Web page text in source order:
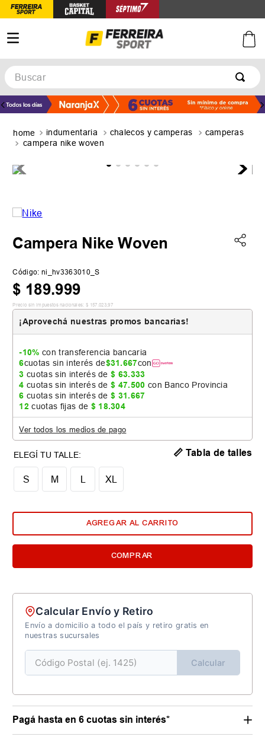
Buscar
indumentaria chalecos y camperas
camperas
campera nike woven
Campera Nike Woven
Código: ni_hv3363010_S
$ 189.999
Precio sin impuestos nacionales: $ 157 023,97
¡Aprovechá nuestras promos bancarias!
-10% con transferencia bancaria
6cuotas sin interés de$31.667con
3 cuotas sin interés de$ 63.333
4 cuotas sin interés de$ 47.500 con Banco Provincia
6 cuotas sin interés de$ 31.667
12 cuotas fijas de $ 18.304
Ver todos los medios de pago
S L
M XL
📏 Tabla de talles
AGREGAR AL CARRITO
COMPRAR
Calcular Envío y Retiro
Envío a domicilio a todo el país y retiro gratis en
nuestras sucursales
Calcular
Pagá hasta en 6 cuotas sin interés*
TÉRMINOS MÁS BUSCADOS
.
zapatillas